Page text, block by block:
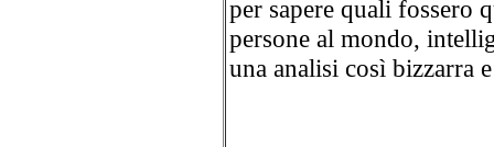
per sapere quali fossero
persone al mondo,
una analisi così bizzarra